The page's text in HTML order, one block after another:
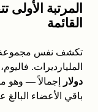
المرتبة
القائمة
تكشف نفس مجموعة
المليارديرات. فاليوم،
دولار
إجمالاً — وهو
باقي الأعضاء البالغ عددهم 450 من بين